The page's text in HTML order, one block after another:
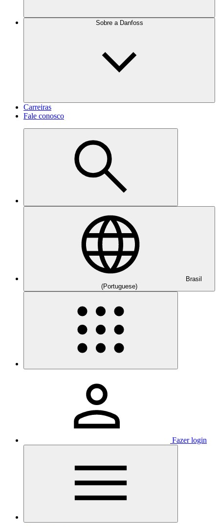
Sobre a Danfoss
Carreiras
Fale conosco
Brasil
(Portuguese)
Fazer login